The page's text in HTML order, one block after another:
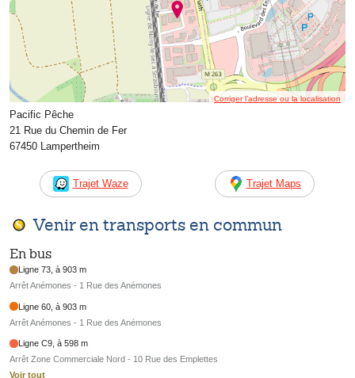
Corriger l’adresse ou la localisation
Pacific Pêche
21 Rue du Chemin de Fer
67450 Lampertheim
Trajet Waze Trajet Maps
Venir en transports en commun
En bus
Ligne 73, à 903 m
Arrêt Anémones - 1 Rue des Anémones
Ligne 60, à 903 m
Arrêt Anémones - 1 Rue des Anémones
Ligne C9, à 598 m
Arrêt Zone Commerciale Nord - 10 Rue des Emplettes
Voir tout